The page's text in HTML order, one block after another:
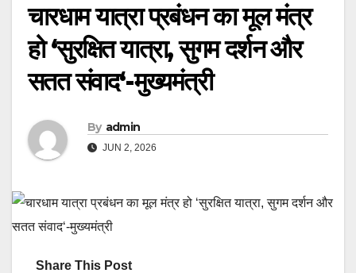
चारधाम यात्रा प्रबंधन का मूल मंत्र
हो ‘सुरक्षित यात्रा, सुगम दर्शन और
सतत संवाद‘-मुख्यमंत्री
By admin
JUN 2, 2026
Share This Post